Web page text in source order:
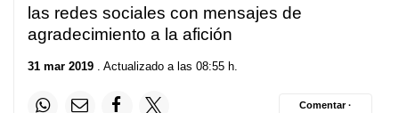
las redes sociales con mensajes de
agradecimiento a la afición
31 mar 2019 . Actualizado a las 08:55 h.
Comentar ·